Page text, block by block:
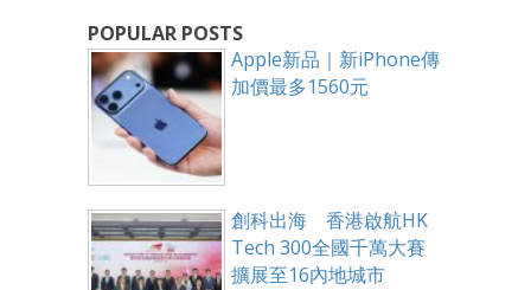
POPULAR POSTS
Apple新品｜新iPhone傳
加價最多1560元
創科出海 香港啟航HK
Tech 300全國千萬大賽
擴展至16內地城市